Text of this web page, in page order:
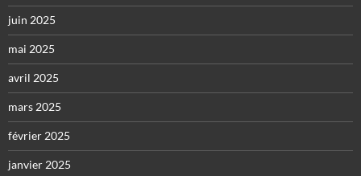
juin 2025
mai 2025
avril 2025
mars 2025
février 2025
janvier 2025